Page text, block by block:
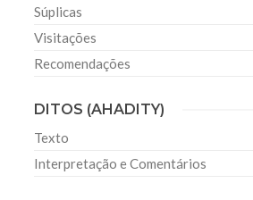
Súplicas
Visitações
Recomendações
DITOS (AHADITY)
Texto
Interpretação e Comentários